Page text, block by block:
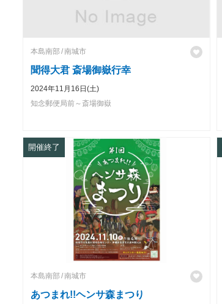
本島南部 南城市
聞得大君 斎場御嶽行幸
2024年11月16日(土)
知念郵便局前～斎場御嶽
開催終了
本島南部 南城市
あつまれ!!ヘンサ森まつり